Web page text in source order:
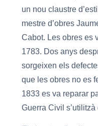
un nou claustre
mestre d’obres
Cabot. Les obres es
1783. Dos anys
sorgeixen els
que les obres no es
1833 es va reparar
Guerra Civil